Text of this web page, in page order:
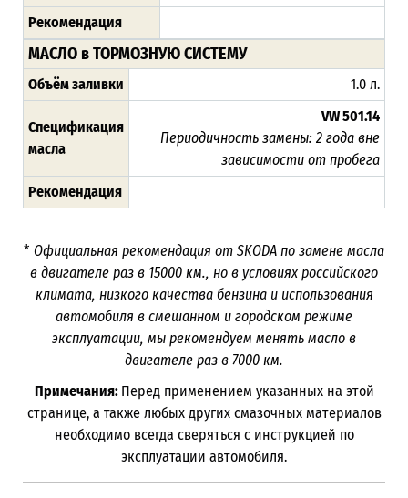
Рекомендация
МАСЛО в ТОРМОЗНУЮ СИСТЕМУ
Объём заливки 1.0 л.
Спецификация
масла
VW 501.14
Периодичность замены: 2 года вне
зависимости от пробега
Рекомендация
* Официальная рекомендация от SKODA по замене масла
в двигателе раз в 15000 км., но в условиях российского
климата, низкого качества бензина и использования
автомобиля в смешанном и городском режиме
эксплуатации, мы рекомендуем менять масло в
двигателе раз в 7000 км.
Примечания: Перед применением указанных на этой
странице, а также любых других смазочных материалов
необходимо всегда сверяться с инструкцией по
эксплуатации автомобиля.